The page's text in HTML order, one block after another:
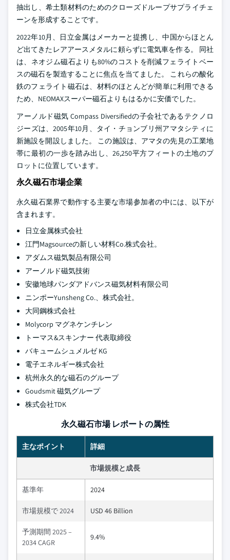
抽出し、希土類材料のためのクローズドループサプライチェ
ーンを形成することです。
2022年10月、日立金属はメーカーと提携し、中国からほとん
ど出てきたレアアースメタルに頼らずに電気車を作る。 同社
は、ネオジム磁石よりも80%のコストを削減フェライトベー
スの磁石を製造することに焦点を当てました。 これらの酸化
鉄のフェライト磁石は、材料のほとんどが簡単に利用できる
ため、NEOMAXスーパー磁石よりもはるかに安価でした。
アーノルド磁気 Compass Diversifiedの子会社であるテクノロ
ジーズは、2005年10月、タイ・チョンブリ州アマタシティに
新施設を開設しました。 この施設は、アマタの先見の工業地
帯に最初の一歩を踏み出し、26,250平方フィートの土地のプ
ロットに位置しています。
永久磁石市場企業
永久磁石業界で動作する主要な市場参加者の中には、以下が
含まれます。
日立金属株式会社
江門Magsourceの新しい材料Co.株式会社。
アダムス磁気製品有限公司
アーノルド磁気技術
安徽地球パンダアドバンス磁気材料有限公司
ニンポーYunsheng Co.、株式会社。
大同鋼株式会社
Molycorp マグネケンチレン
トーマス&スキンナー 代表取締役
バキュームシュメルゼ KG
電子エネルギー株式会社
杭州永久的な磁石のグループ
Goudsmit 磁気グループ
株式会社TDK
永久磁石市場 レポートの属性
主なポイント 詳細
市場規模と成長
基準年 2024
市場規模で 2024 USD 46 Billion
予測期間 2025 –
2034 CAGR
9.4%